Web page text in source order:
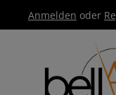
Hauptnavigation
Anmelden oder